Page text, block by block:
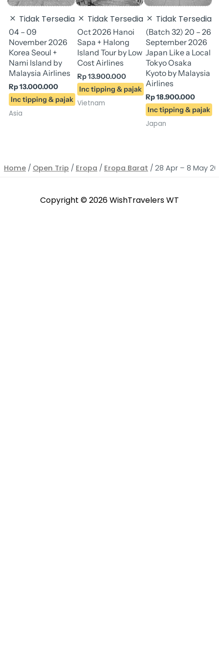
Tidak Tersedia
04 – 09
November 2026
Korea Seoul +
Nami Island by
Malaysia Airlines
Rp13.000.000
Asia
Tidak Tersedia
Oct 2026 Hanoi
Sapa + Halong
Island Tour by Low
Cost Airlines
Rp13.900.000
Vietnam
Tidak Tersedia
(Batch 32) 20 – 26
September 2026
Japan Like a Local
Tokyo Osaka
Kyoto by Malaysia
Airlines
Rp18.900.000
Japan
Home / Open Trip / Eropa / Eropa Barat / 28 Apr – 8 May
Copyright © 2026WishTravelers WT